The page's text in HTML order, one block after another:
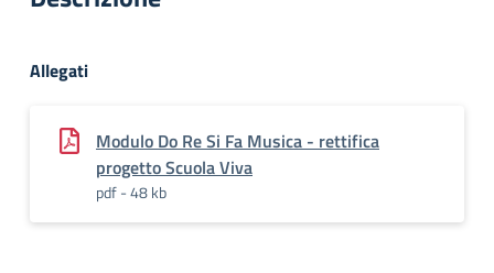
Allegati
Modulo Do Re Si Fa Musica - rettifica
progetto Scuola Viva
pdf - 48 kb